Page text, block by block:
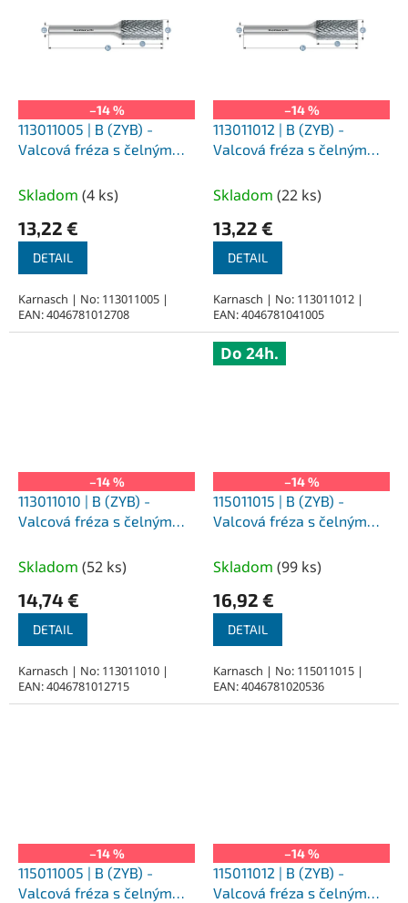
–14 %
113011005 | B (ZYB) -
Valcová fréza s čelným
mm, nepovlakované
Skladom (4 ks)
13,22 €
DETAIL
Karnasch | No: 113011005 |
EAN: 4046781012708
–14 %
113011012 | B (ZYB) -
Valcová fréza s čelným
38 mm, nepovlakované
Skladom (22 ks)
13,22 €
DETAIL
Karnasch | No: 113011012 |
EAN: 4046781041005
–14 %
113011010 | B (ZYB) -
Valcová fréza s čelným
38 mm, nepovlakované
Skladom (52 ks)
14,74 €
DETAIL
Karnasch | No: 113011010 |
EAN: 4046781012715
Do 24h.
–14 %
115011015 | B (ZYB) -
Valcová fréza s čelným
38 mm, povlakované
Skladom (99 ks)
16,92 €
DETAIL
Karnasch | No: 115011015 |
EAN: 4046781020536
–14 %
115011005 | B (ZYB) -
Valcová fréza s čelným
–14 %
115011012 | B (ZYB) -
Valcová fréza s čelným